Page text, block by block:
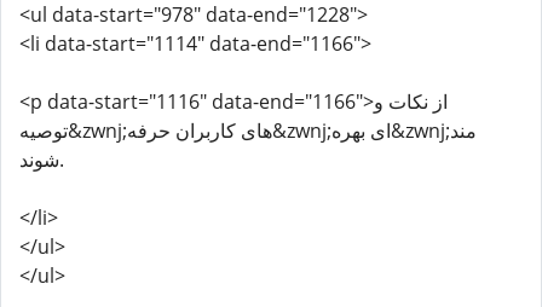
<ul data-start="978" data-end="1228">
<li data-start="1114" data-end="1166">
<p data-start="1116" data-end="1166">از نکات و
توصیه&zwnj;های کاربران حرفه&zwnj;ای بهره&zwnj;مند
شوند.
</li>
</ul>
</ul>